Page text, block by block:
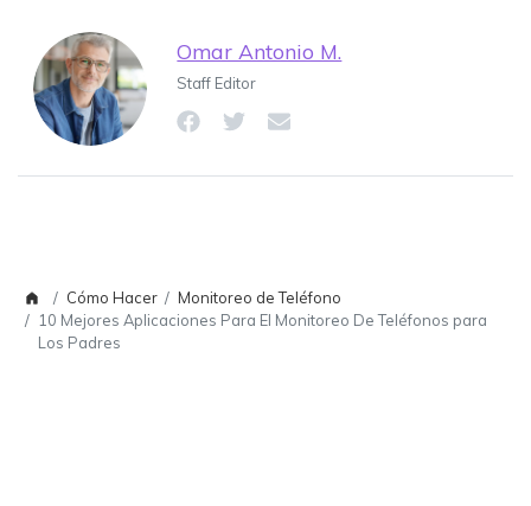
Omar Antonio M.
Staff Editor
Cómo Hacer
Monitoreo de Teléfono
10 Mejores Aplicaciones Para El Monitoreo De Teléfonos para
Los Padres